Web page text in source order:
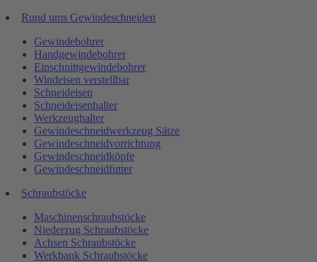
Rund ums Gewindeschneiden
Gewindebohrer
Handgewindebohrer
Einschnittgewindebohrer
Windeisen verstellbar
Schneideisen
Schneideisenhalter
Werkzeughalter
Gewindeschneidwerkzeug Sätze
Gewindeschneidvorrichtung
Gewindeschneidköpfe
Gewindeschneidfutter
Schraubstöcke
Maschinenschraubstöcke
Niederzug Schraubstöcke
Achsen Schraubstöcke
Werkbank Schraubstöcke